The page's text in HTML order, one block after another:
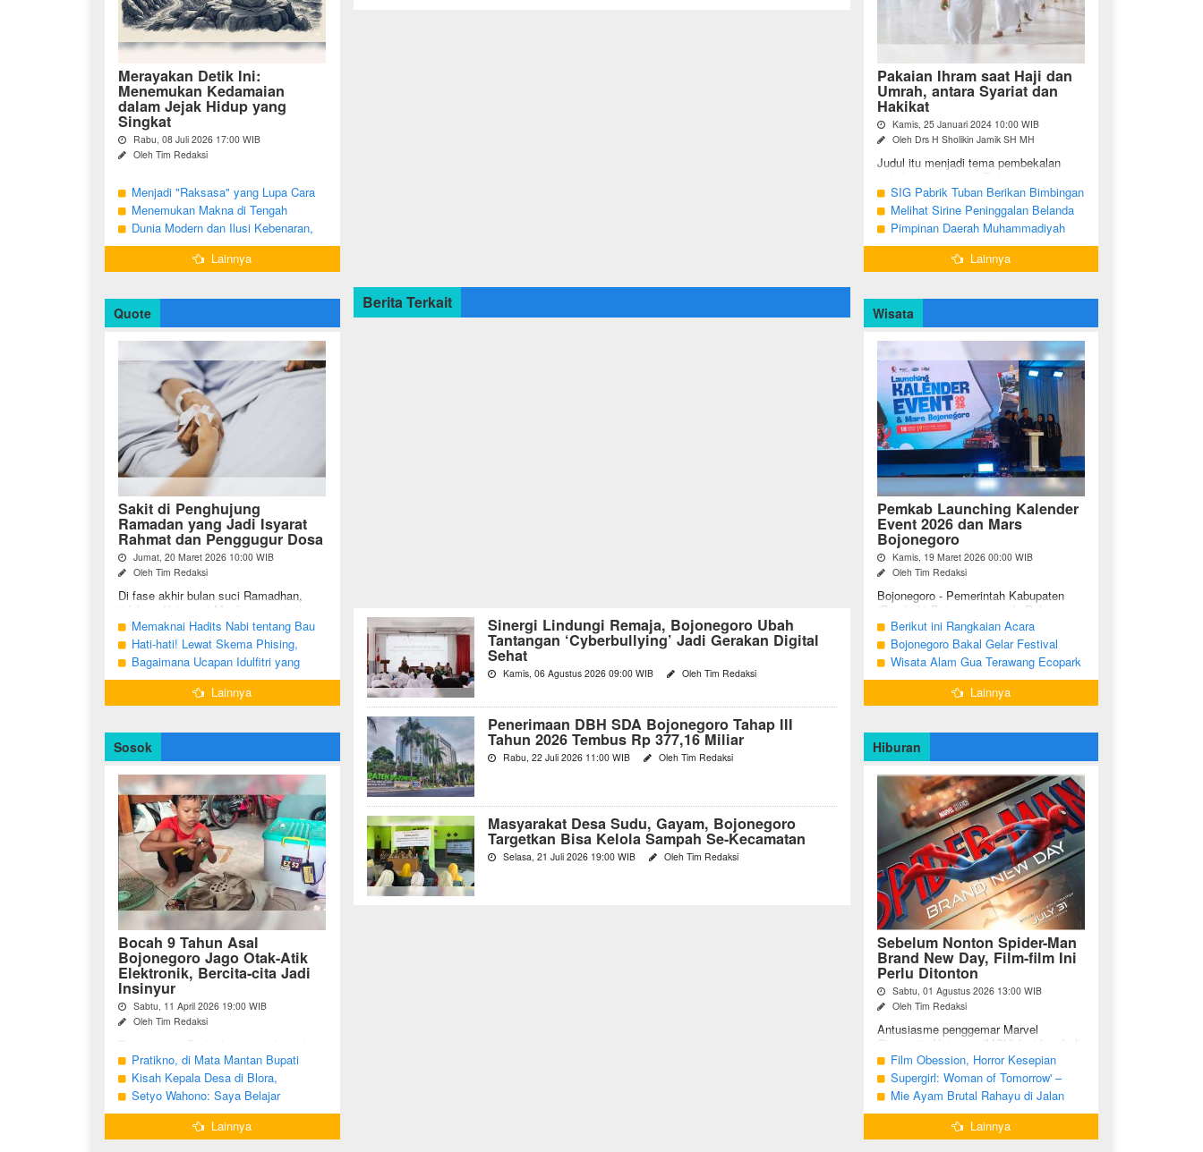
Berita Terkait
Sinergi Lindungi Remaja, Bojonegoro Ubah
Tantangan ‘Cyberbullying’ Jadi Gerakan Digital
Sehat
Kamis, 06 Agustus 2026 09:00 WIB Oleh Tim Redaksi
Penerimaan DBH SDA Bojonegoro Tahap III
Tahun 2026 Tembus Rp 377,16 Miliar
Rabu, 22 Juli 2026 11:00 WIB Oleh Tim Redaksi
Masyarakat Desa Sudu, Gayam, Bojonegoro
Targetkan Bisa Kelola Sampah Se-Kecamatan
Selasa, 21 Juli 2026 19:00 WIB Oleh Tim Redaksi
Merayakan Detik Ini:
Menemukan Kedamaian
dalam Jejak Hidup yang
Singkat
Rabu, 08 Juli 2026 17:00 WIB
Oleh Tim Redaksi
pagi, menatap cermin, dan menyadari
bahwa garis-garis halus di wajah bukan
sekadar tanda penuaan, melainkan ...
Menjadi "Raksasa" yang Lupa Cara
Jadi Manusia
Menemukan Makna di Tengah
Langkah yang Belum Selesai
Dunia Modern dan Ilusi Kebenaran,
Antara Kesadaran dan terjebak Tipu
Lainnya
Quote
Sakit di Penghujung
Ramadan yang Jadi Isyarat
Rahmat dan Penggugur Dosa
Jumat, 20 Maret 2026 10:00 WIB
Oleh Tim Redaksi
Di fase akhir bulan suci Ramadhan,
tidak sedikit umat Muslim yang justru
diuji dengan kondisi kesehatan yang
menurun. Di tengah ...
Memaknai Hadits Nabi tentang Bau
Mulut Orang Berpuasa Secara Bijak
Agar Tidak Menggangu
Hati-hati! Lewat Skema Phising,
Akun Instagram Bisa Dibajak Kurang
dari 3 Menit
Bagaimana Ucapan Idulfitri yang
Benar Sesuai Sunah Rasulullah
Lainnya
Sosok
Bocah 9 Tahun Asal
Bojonegoro Jago Otak-Atik
Elektronik, Bercita-cita Jadi
Insinyur
Sabtu, 11 April 2026 19:00 WIB
Oleh Tim Redaksi
seusianya, seorang bocah dari Desa
Growok, Kecamatan Dander, Kabupaten
Bojonegoro ini justru memiliki minat
besar ...
Pratikno, di Mata Mantan Bupati
Bojonegoro, Kang Yoto
Kisah Kepala Desa di Blora,
Menjabat Tiga Periode Tapi Masih
Hidup Sederhana
Setyo Wahono: Saya Belajar
Pengabdian dari Orang Tua
Lainnya
Pakaian Ihram saat Haji dan
Umrah, antara Syariat dan
Hakikat
Kamis, 25 Januari 2024 10:00 WIB
Oleh Drs H Sholikin Jamik SH MH
Judul itu menjadi tema pembekalan
(24/01/2024) di Masjid Nabawi al
Munawaroh, Madinah, kepada jemaah
umrah dari ...
SIG Pabrik Tuban Berikan Bimbingan
Manasik Haji kepada CJH Kabupaten
Tuban
Melihat Sirine Peninggalan Belanda
Penanda Buka Puasa di Pendopo
Bupati Blora
Pimpinan Daerah Muhammadiyah
Bojonegoro Akan Gelar Salat
Iduladha 9 Juli 2022
Lainnya
Wisata
Pemkab Launching Kalender
Event 2026 dan Mars
Bojonegoro
Kamis, 19 Maret 2026 00:00 WIB
Oleh Tim Redaksi
Bojonegoro - Pemerintah Kabupaten
(Pemkab) Bojonegoro, pada Rabu
malam (18/03/2026), bertempat di Jalan
Mas Tumapel Bojoonegoro,
melaunching Kalender Event
Bojonegoro ...
Berikut ini Rangkaian Acara
Peringatan Hari Jadi Bojonegoro Ke-
348 Tahun 2025
Bojonegoro Bakal Gelar Festival
Geopark 2025
Wisata Alam Gua Terawang Ecopark
Blora Kini Semakin Menarik
Lainnya
Hiburan
Sebelum Nonton Spider-Man
Brand New Day, Film-film Ini
Perlu Ditonton
Sabtu, 01 Agustus 2026 13:00 WIB
Oleh Tim Redaksi
Antusiasme penggemar Marvel
Cinematic Universe (MCU) kini kembali
meningkat seiring tayangnya
petualangan terbaru Spider-Man Brand
New Day. Bagi penggemar garis ...
Film Obession, Horror Kesepian
Generasi Saat Ini
Supergirl: Woman of Tomorrow' –
Potensi yang Terperangkap dalam
Narasi Generik
Mie Ayam Brutal Rahayu di Jalan
Pemuda Bojonegoro, Kuliner dengan
Banyak Pilihan Menu
Lainnya